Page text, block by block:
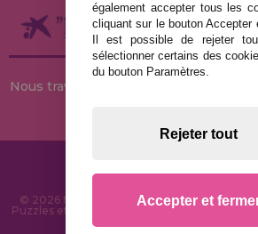
Nous travaillons avec des stocks
© 2026 MaisonDesPuzzles.fr - Boutique en
Puzzles et des Casse-têtes sur Internet.
également accepter tous les
cliquant sur le bouton Accepter
Il est possible de rejeter
sélectionner certains des
du bouton Paramètres.
Rejeter tout
Accepter et